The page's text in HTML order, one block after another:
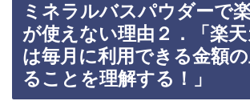
ミネラルバスパウダーで
が使えない理由２．「楽
は毎月に利用できる金額
ることを理解する！」